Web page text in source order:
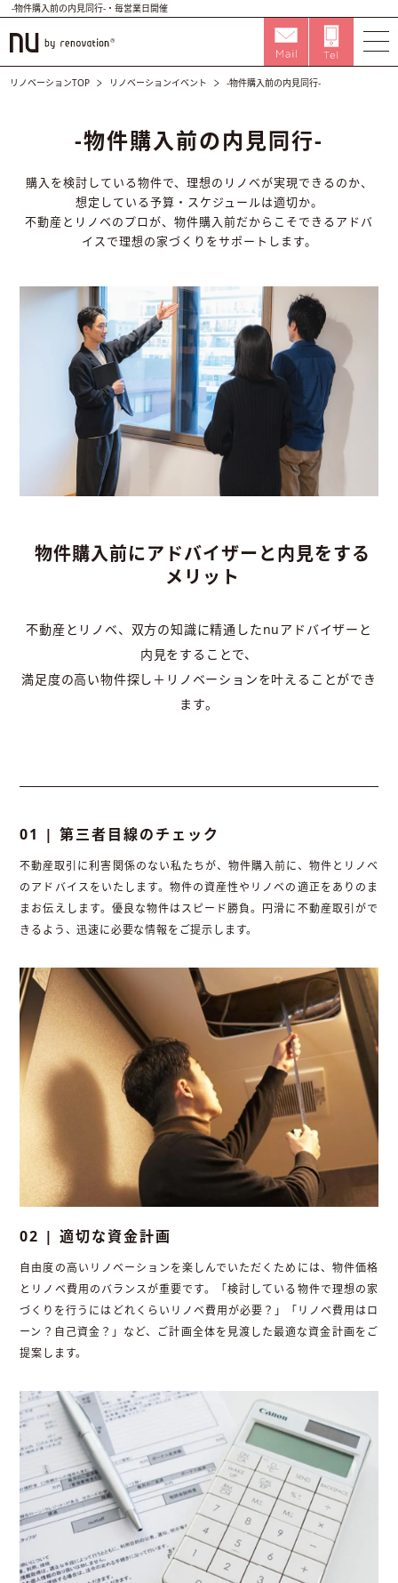
-物件購入前の内見同行-・毎営業日開催
リノベーションTOP リノベーションイベント -物件購入前の内見同行-
-物件購入前の内見同行-
購入を検討している物件で、理想のリノベが実現できるのか、
想定している予算・スケジュールは適切か。
不動産とリノベのプロが、物件購入前だからこそできるアドバ
イスで理想の家づくりをサポートします。
物件購入前にアドバイザーと内見をする
メリット
不動産とリノベ、双方の知識に精通したnuアドバイザーと
内見をすることで、
満足度の高い物件探し＋リノベーションを叶えることができ
ます。
01 | 第三者目線のチェック
不動産取引に利害関係のない私たちが、物件購入前に、物件とリノベ
のアドバイスをいたします。物件の資産性やリノベの適正をありのま
まお伝えします。優良な物件はスピード勝負。円滑に不動産取引がで
きるよう、迅速に必要な情報をご提示します。
02 | 適切な資金計画
自由度の高いリノベーションを楽しんでいただくためには、物件価格
とリノベ費用のバランスが重要です。「検討している物件で理想の家
づくりを行うにはどれくらいリノベ費用が必要？」「リノベ費用はロ
ーン？自己資金？」など、ご計画全体を見渡した最適な資金計画をご
提案します。